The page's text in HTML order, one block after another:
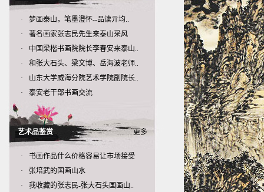
·
梦画泰山，笔墨澄怀--品读亓均..
·
著名画家张志民先生来泰山采风
·
中国梁楷书画院院长李春安来泰山..
·
和张大石头、梁文博、岳海波老师..
·
山东大学威海分院艺术学院副院长..
·
泰安老干部书画交流
艺术品鉴赏 更多
·
书画作品什么价格容易让市场接受
·
张培武的国画山水
·
我收藏的张志民-张大石头国画山..